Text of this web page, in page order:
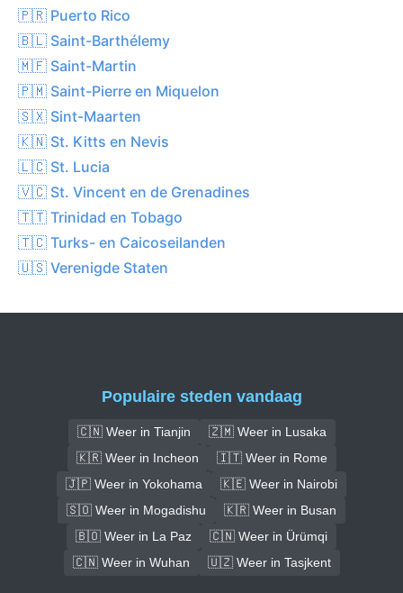
🇵🇷 Puerto Rico
🇧🇱 Saint-Barthélemy
🇲🇫 Saint-Martin
🇵🇲 Saint-Pierre en Miquelon
🇸🇽 Sint-Maarten
🇰🇳 St. Kitts en Nevis
🇱🇨 St. Lucia
🇻🇨 St. Vincent en de Grenadines
🇹🇹 Trinidad en Tobago
🇹🇨 Turks- en Caicoseilanden
🇺🇸 Verenigde Staten
Populaire steden vandaag
🇨🇳 Weer in Tianjin
🇿🇲 Weer in Lusaka
🇰🇷 Weer in Incheon
🇮🇹 Weer in Rome
🇯🇵 Weer in Yokohama
🇰🇪 Weer in Nairobi
🇸🇴 Weer in Mogadishu
🇰🇷 Weer in Busan
🇧🇴 Weer in La Paz
🇨🇳 Weer in Ürümqi
🇨🇳 Weer in Wuhan
🇺🇿 Weer in Tasjkent